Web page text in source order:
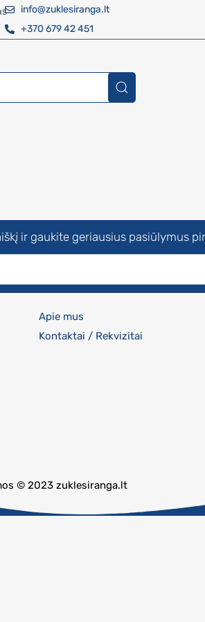
info@zuklesiranga.lt
+370 679 42 451
ir gaukite geriausius pasiūlymus
Apie mus
Kontaktai / Rekvizitai
© 2023 zuklesiranga.lt